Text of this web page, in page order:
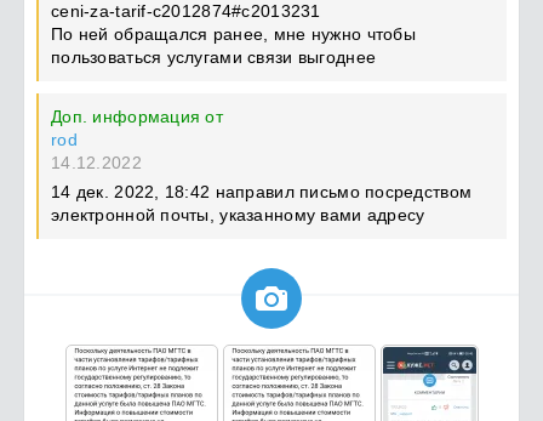
ceni-za-tarif-c2012874#c2013231
По ней обращался ранее, мне нужно чтобы
пользоваться услугами связи выгоднее
Доп. информация от
rod
14.12.2022
14 дек. 2022, 18:42 направил письмо посредством
электронной почты, указанному вами адресу
